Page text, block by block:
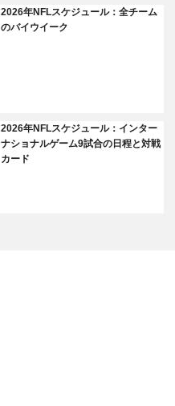
2026年NFLスケジュール：全チーム
のバイウイーク
2026年NFLスケジュール：インター
ナショナルゲーム9試合の日程と対戦
カード